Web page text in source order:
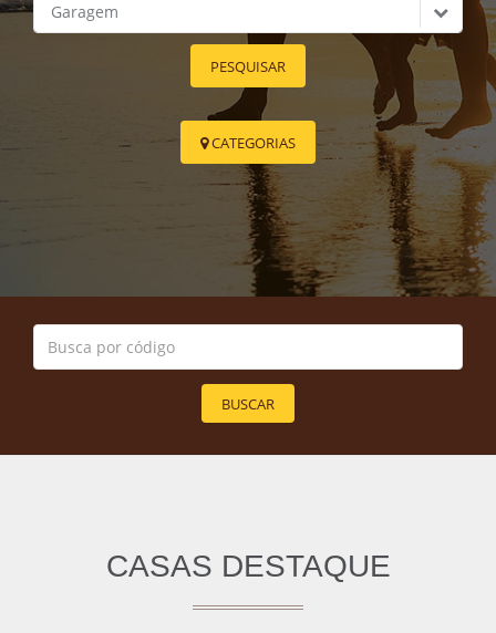
Garagem
PESQUISAR
CATEGORIAS
BUSCAR
CASAS DESTAQUE